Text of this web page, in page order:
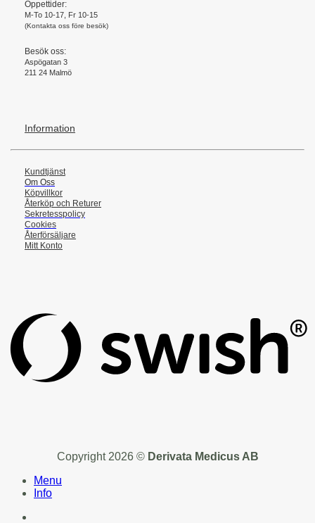
Öppettider:
M-To 10-17, Fr 10-15
(Kontakta oss före besök)
Besök oss:
Aspögatan 3
211 24 Malmö
Information
Kundtjänst
Om Oss
Köpvillkor
Återköp och Returer
Sekretesspolicy
Cookies
Återförsäljare
Mitt Konto
Copyright 2026 © Derivata Medicus AB
Menu
Info